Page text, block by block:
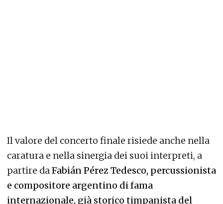
Il valore del concerto finale risiede anche nella
caratura e nella sinergia dei suoi interpreti, a
partire daFabián Pérez Tedesco, percussionista
e compositore argentino di fama
internazionale, già storico timpanista del